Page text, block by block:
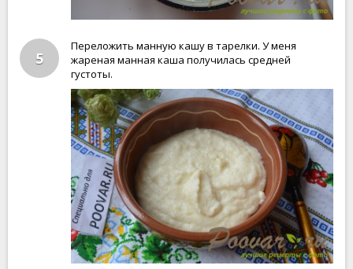
5
Переложить манную кашу в тарелки. У меня
жареная манная каша получилась средней
густоты.